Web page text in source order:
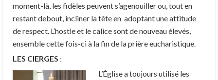
moment-là, les fidèles peuvent s’agenouiller ou, tout en
restant debout, incliner la tête en adoptant une attitude
de respect. L’hostie et le calice sont de nouveau élevés,
ensemble cette fois-ci à la fin de la prière eucharistique.
LES CIERGES :
L’Église a toujours utilisé les